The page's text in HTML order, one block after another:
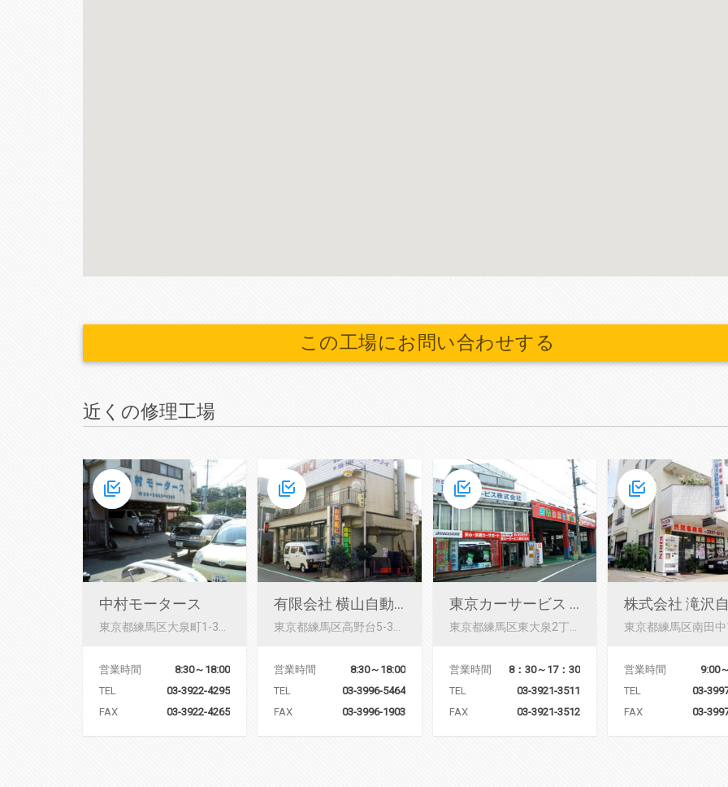
この工場にお問い合わせする
近くの修理工場
中村モータース
営業時間
8:30～18:00
TEL
03-3922-4295
FAX
03-3922-4265
有限会社 横山自動車商会
営業時間
8:30～18:00
TEL
03-3996-5464
FAX
03-3996-1903
東京カーサービス 株式会社
東京都練馬区東大泉2丁目14番8号
営業時間
8：30～17：30
TEL
03-3921-3511
FAX
03-3921-3512
東京都練馬区南田
営業時間
9:00
TEL
03-
FAX
03-